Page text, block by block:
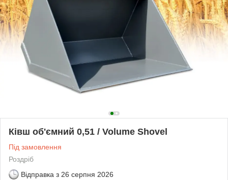
Ківш об'ємний 0,51 / Volume Shovel
Під замовлення
Роздріб
Відправка з 26 серпня 2026